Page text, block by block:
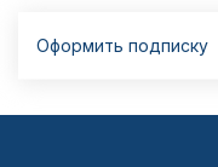
Оформить подписку